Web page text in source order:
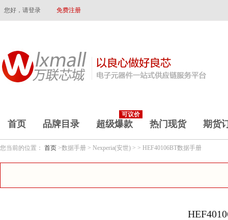
您好，请登录 免费注册
首页 品牌目录
可议价
超级爆款 热门现货 期货
您当前的位置： 首页 >数据手册 > Nexperia(安世) > > HEF40106BT数据手册